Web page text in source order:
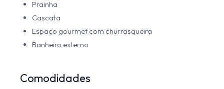
Prainha
Cascata
Espaço gourmet com churrasqueira
Banheiro externo
Comodidades